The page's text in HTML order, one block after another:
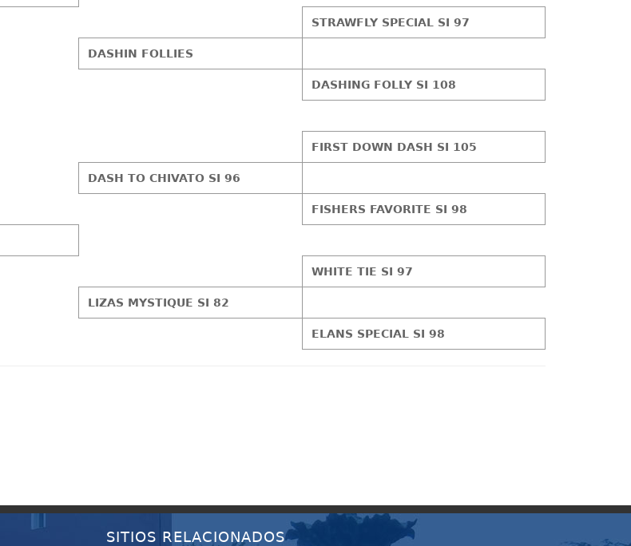
STRAWFLY SPECIAL SI 97
DASHIN FOLLIES
DASHING FOLLY SI 108
FIRST DOWN DASH SI 105
DASH TO CHIVATO SI 96
FISHERS FAVORITE SI 98
WHITE TIE SI 97
LIZAS MYSTIQUE SI 82
ELANS SPECIAL SI 98
SITIOS RELACIONADOS